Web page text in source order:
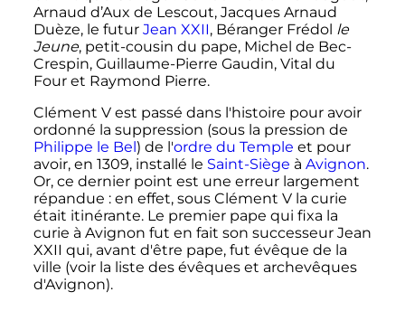
Arnaud d’Aux de Lescout, Jacques Arnaud
Duèze, le futur Jean XXII, Béranger Frédol le
Jeune, petit-cousin du pape, Michel de Bec-
Crespin, Guillaume-Pierre Gaudin, Vital du
Four et Raymond Pierre.
Clément Vest passé dans l'histoire pour avoir
ordonné la suppression (sous la pression de
Philippe le Bel ) de l'ordre du Temple et pour
avoir, en 1309, installé le Saint-Siège à Avignon.
Or, ce dernier point est une erreur largement
répandue : en effet, sous Clément Vla curie
était itinérante. Le premier pape qui fixa la
curie à Avignon fut en fait son successeur Jean
XXII qui, avant d'être pape, fut évêque de la
ville (voir la liste des évêques et archevêques
d'Avignon).